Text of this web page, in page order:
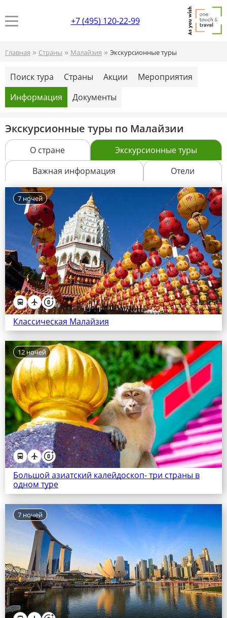
+7 (495) 120-22-99
Главная » Страны » Малайзия » Экскурсионные туры
Поиск тура Страны Акции
Мероприятия
Информация
Документы
Экскурсионные туры по Малайзии
О стране
Экскурсионные туры
Важная информация
Отели
7 ночей
Классическая Малайзия
12 ночей
Большой азиатский калейдоскоп- три страны в
одном туре
7 ночей